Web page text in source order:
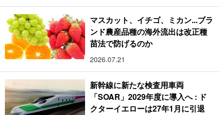
マスカット、イチゴ、ミカン...ブラ
ンド農産品種の海外流出は改正種
苗法で防げるのか
2026.07.21
新幹線に新たな検査用車両
「SOAR」2029年度に導入へ : ド
クターイエローは27年1月に引退